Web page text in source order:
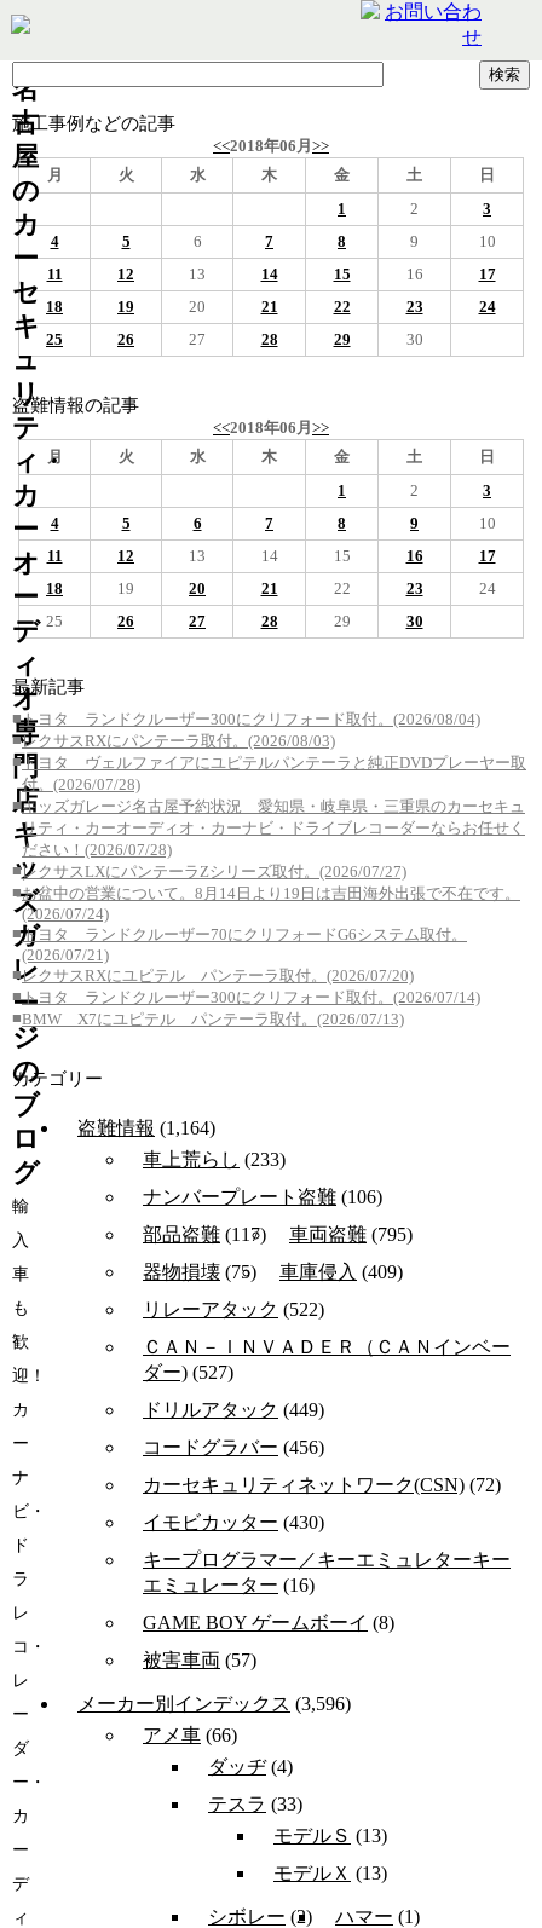
名
古
屋
の
カ
ー
セ
キ
ュ
リ
テ
ィ・
カ
ー
オ
ー
デ
ィ
オ
専
門
店
キ
ッ
ズ
ガ
レ
ー
ジ
の
ブ
ロ
グ
輸
入
車
も
歓
迎！
カ
ー
ナ
ビ・
ド
ラ
レ
コ・
レ
ー
ダ
ー・
カ
ー
デ
ィ
施工事例などの記事
<<2018年06月 >>
月
火 水 木 金 土
日
1
2
3
4
5 6 7 8 9
10
11
12 13 14 15 16
17
18
19 20 21 22 23
24
25
26 27 28 29 30
盗難情報の記事
<<2018年06月 >>
月
火 水 木 金 土
日
1
2
3
4
5 6 7 8 9
10
11
12 13 14 15 16
17
18
19 20 21 22 23
24
25
26 27 28 29 30
最新記事
■トヨタ ランドクルーザー300にクリフォード取付。(2026/08/04)
■レクサスRXにパンテーラ取付。(2026/08/03)
■トヨタ ヴェルファイアにユピテルパンテーラと純正DVDプレーヤー取
付。(2026/07/28)
■キッズガレージ名古屋予約状況 愛知県・岐阜県・三重県のカーセキュ
リティ・カーオーディオ・カーナビ・ドライブレコーダーならお任せく
ださい！(2026/07/28)
■レクサスLXにパンテーラZシリーズ取付。(2026/07/27)
■お盆中の営業について。8月14日より19日は吉田海外出張で不在です。
(2026/07/24)
■トヨタ ランドクルーザー70にクリフォードG6システム取付。
(2026/07/21)
■レクサスRXにユピテル パンテーラ取付。(2026/07/20)
■トヨタ ランドクルーザー300にクリフォード取付。(2026/07/14)
■BMW X7にユピテル パンテーラ取付。(2026/07/13)
カテゴリー
盗難情報 (1,164)
車上荒らし (233)
ナンバープレート盗難 (106)
部品盗難 (117) 車両盗難 (795)
器物損壊 (75) 車庫侵入 (409)
リレーアタック (522)
ＣＡＮ－ＩＮＶＡＤＥＲ（ＣＡＮインベー
ダー) (527)
ドリルアタック (449)
コードグラバー (456)
カーセキュリティネットワーク(CSN) (72)
イモビカッター (430)
キープログラマー／キーエミュレターキー
エミュレーター (16)
GAME BOY ゲームボーイ (8)
被害車両 (57)
メーカー別インデックス (3,596)
アメ車 (66)
ダッヂ(4)
テスラ (33)
モデルＳ (13)
モデルＸ (13)
シボレー (2) ハマー (1)